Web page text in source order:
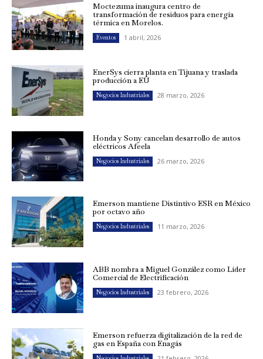
Moctezuma inaugura centro de
transformación de residuos para energía
térmica en Morelos.
Eventos 1 abril, 2026
EnerSys cierra planta en Tijuana y traslada
producción a EU
Negocios Industriales 28 marzo, 2026
Honda y Sony cancelan desarrollo de autos
eléctricos Afeela
Negocios Industriales 26 marzo, 2026
Emerson mantiene Distintivo ESR en México
por octavo año
Negocios Industriales 11 marzo, 2026
ABB nombra a Miguel González como Líder
Comercial de Electrificación
Negocios Industriales 23 febrero, 2026
Emerson refuerza digitalización de la red de
gas en España con Enagás